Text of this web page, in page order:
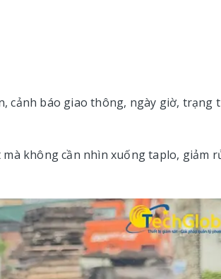
cảnh báo giao thông, ngày giờ, trạng
không cần nhìn xuống taplo, giảm